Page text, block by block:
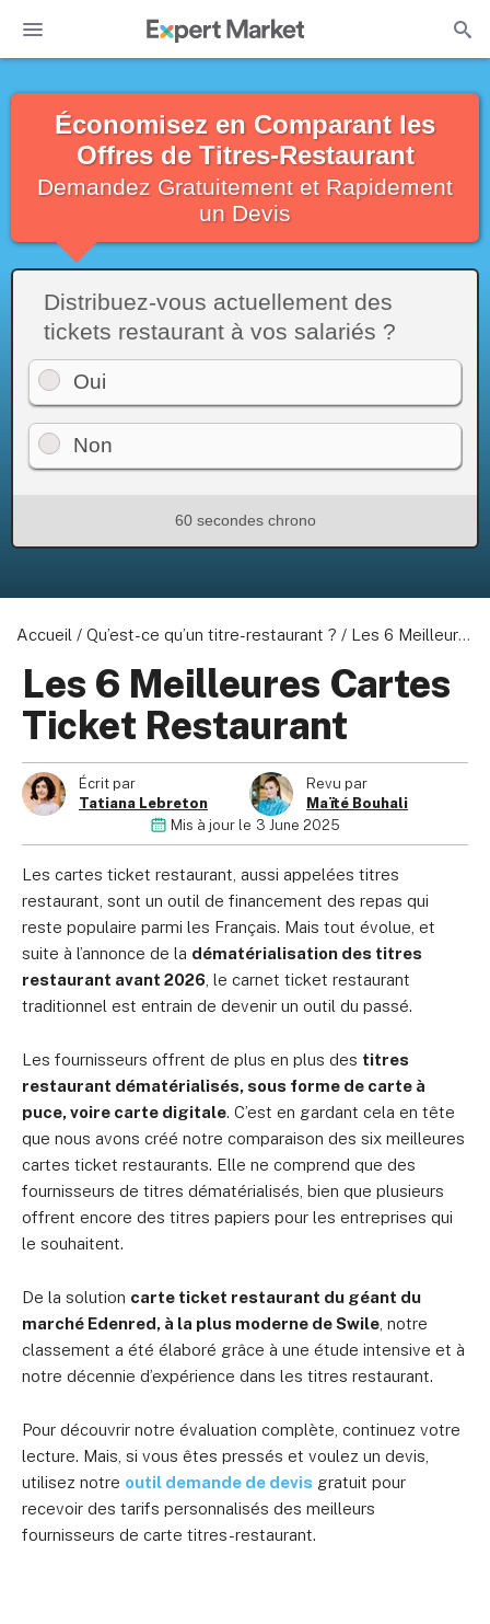
Économisez en Comparant les
Offres de Titres-Restaurant
Demandez Gratuitement et Rapidement
un Devis
Distribuez-vous actuellement des
tickets restaurant à vos salariés ?
Oui
Non
60 secondes chrono
Accueil / Qu’est-ce qu’un titre-restaurant ? / Les 6 Meilleures Cartes Ticket Restaurant
Les 6 Meilleures Cartes
Ticket Restaurant
Écrit par
Tatiana Lebreton
Revu par
Maïté Bouhali
Mis à jour le 3 June 2025
Les cartes ticket restaurant, aussi appelées titres
restaurant, sont un outil de financement des repas qui
reste populaire parmi les Français. Mais tout évolue, et
suite à l’annonce de la dématérialisation des titres
restaurant avant 2026 , le carnet ticket restaurant
traditionnel est entrain de devenir un outil du passé.
Les fournisseurs offrent de plus en plus des titres
restaurant dématérialisés, sous forme de carte à
puce, voire carte digitale. C’est en gardant cela en tête
que nous avons créé notre comparaison des six meilleures
cartes ticket restaurants. Elle ne comprend que des
fournisseurs de titres dématérialisés, bien que plusieurs
offrent encore des titres papiers pour les entreprises qui
le souhaitent.
De la solution carte ticket restaurant du géant du
marché Edenred, à la plus moderne de Swile , notre
classement a été élaboré grâce à une étude intensive et à
notre décennie d’expérience dans les titres restaurant.
Pour découvrir notre évaluation complète, continuez votre
lecture. Mais, si vous êtes pressés et voulez un devis,
utilisez notre outil demande de devis gratuit pour
recevoir des tarifs personnalisés des meilleurs
fournisseurs de carte titres-restaurant.
Devenir partenaire
Politique de confidentialité
Vos choix de confidentialité
Conditions d’utilisation
© 2026 Marketing VF Ltd. Tous droits réservés.
Siège social: 1st & 2nd Floors, Wenlock Works, 1A Shepherdess
Walk, London, N1 7QE, United Kingdom. Société immatriculée en